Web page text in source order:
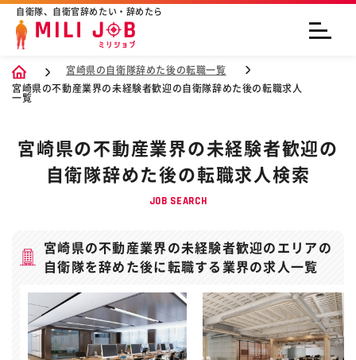
自衛隊、自衛官辞めたい・辞めたら
宮崎県の自衛隊辞めた後の転職一覧
宮崎県の不動産業界の未経験者歓迎の自衛隊辞めた後の転職求人
一覧
宮崎県の不動産業界の未経験者歓迎の
自衛隊辞めた後の転職求人検索
JOB SEARCH
宮崎県の不動産業界の未経験者歓迎のエリアの
自衛隊を辞めた後に転職する業界の求人一覧